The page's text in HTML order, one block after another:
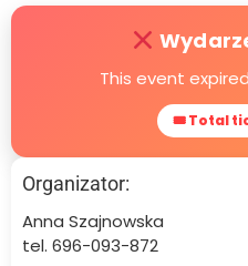
This event
🎟 Total
Organizator:
Anna Szajnowska
tel. 696-093-872